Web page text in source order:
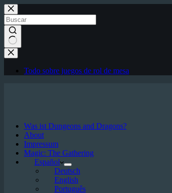
Saltar
al
contenido
Sin
resultados
Todo sobre juegos de rol de mesa
Was ist Dungeons and Dragons?
About
Impressum
Magic: The Gathering
Español
Deutsch
English
Português